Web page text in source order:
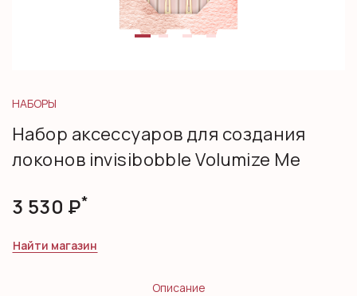
НАБОРЫ
Набор аксессуаров для создания
локонов invisibobble Volumize Me
3 530 Р*
Найти магазин
Описание